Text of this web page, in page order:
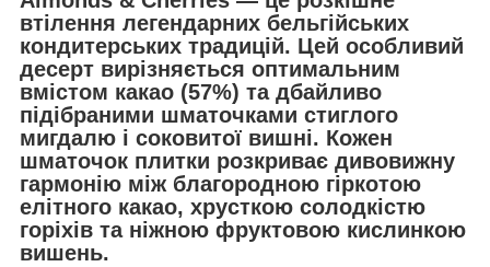
втілення легендарних бельгійських
кондитерських традицій. Цей особливий
десерт вирізняється оптимальним
вмістом какао (57%) та дбайливо
підібраними шматочками стиглого
мигдалю і соковитої вишні. Кожен
шматочок плитки розкриває дивовижну
гармонію між благородною гіркотою
елітного какао, хрусткою солодкістю
горіхів та ніжною фруктовою кислинкою
вишень.